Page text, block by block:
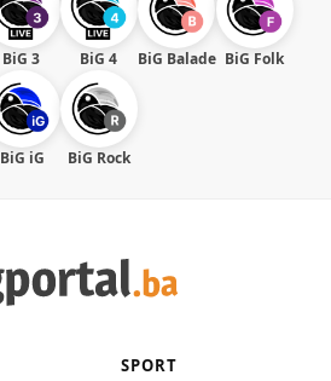
BiG 3 BiG 4 BiG Balade BiG Folk
BiG iG BiG Rock
SPORT